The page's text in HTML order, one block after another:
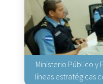
Ministerio Público y
líneas estratégicas